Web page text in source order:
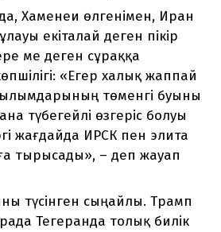
Хаменеи өлгенімен, Иран
екіталай деген пікір
ме деген сұраққа
«Егер халық жаппай
төменгі буыны
түбегейлі өзгеріс болуы
жағдайда ИРСК пен элита
тырысады», – деп жауап
түсінген сыңайлы. Трамп
Тегеранда толық билік